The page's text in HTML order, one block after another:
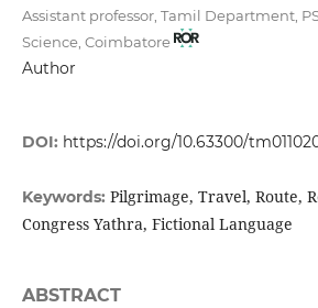
Assistant professor, Tamil Department,
Science, Coimbatore
Author
DOI: https://doi.org/10.63300/
Keywords: Pilgrimage, Travel, Route,
Congress Yathra, Fictional Language
ABSTRACT